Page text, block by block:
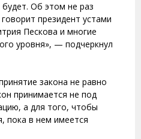
Об этом не раз
президент устами
Пескова и многие
уровня», — подчеркнул
закона не равно
принимается не под
а для того, чтобы
пока в нем имеется